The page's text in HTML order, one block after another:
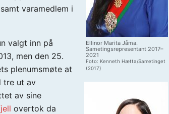
Ellinor Marita Jåma.
Sametingsrepresentant 2017–
2021
Foto: Kenneth Hætta/Sametinget
(2017)
varamedlem i
valgt inn på
men den 25.
plenumsmøte at
tre ut av
av sine
overtok da